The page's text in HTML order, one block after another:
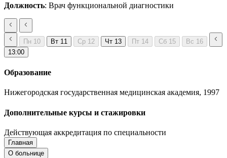
Должность: Врач функциональной диагностики
Пн 10 Вт 11 Ср 12 Чт 13 Пт 14 Сб 15 Вс 16
13:00
Образование
Нижегородская государственная медицинская академия, 1997
Дополнительные курсы и стажировки
Действующая аккредитация по специальности
Запись на приём
Запись подтверждена
Главная
О больнице